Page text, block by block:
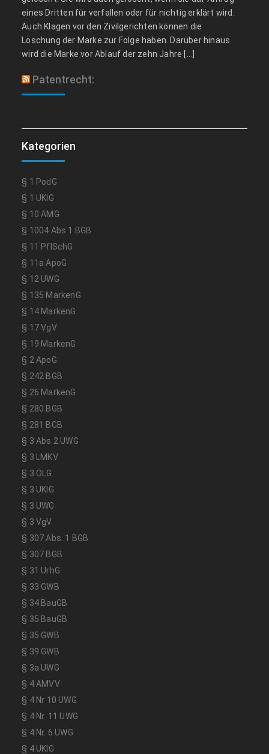
eines Dritten für verfallen oder für nichtig erklärt wird.
Auch Klagen vor den Zivilgerichten können die
Löschung der Marke zur Folge haben. Darüber hinaus
wird die Marke vor Ablauf der zehn Jahre […]
Patentrecht:
Kategorien
§ 1 PodG
§ 1 UKlG
§ 10 AMG
§ 1004 Abs 1 BGB
§ 11 PflSchG
§ 11a ApoG
§ 12 UWG
§ 135 MarkenG
§ 14 MarkenG
§ 17 VgV
§ 19 MarkenG
§ 2 ApoG
§ 242 BGB
§ 26 MarkenG
§ 280 BGB
§ 281 BGB
§ 3 Abs 2 UWG
§ 3 LMKV
§ 3 ÖLG
§ 3 UKlG
§ 3 UWG
§ 3 VgV
§ 307 Abs. 1 BGB
§ 307 BGB
§ 31 UrhG
§ 33 GWB
§ 34 BauGB
§ 35 BauGB
§ 35 GWB
§ 39 GWB
§ 3a UWG
§ 4 AMVV
§ 4 Nr 10 UWG
§ 4 Nr. 11 UWG
§ 4 Nr. 6 UWG
§ 4 UKlG